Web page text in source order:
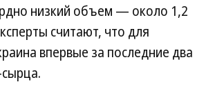
низкий объем — около 1,2
считают, что для
впервые за последние два